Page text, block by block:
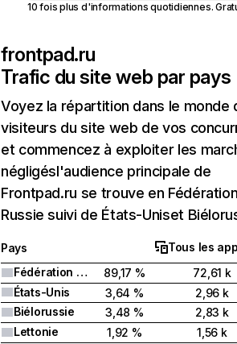
10 fois plus d'informations quotidiennes.
frontpad.ru
Trafic du site web par pays
Voyez la répartition dans le monde
visiteurs du site web de vos
et commencez à exploiter les
négligésl'audience principale de
Frontpad.ru se trouve en
Russie suivi de États-Uniset
Pays
Tous les
Fédération de Russie
89,17 %
72,61 k
États-Unis
3,64 %
2,96 k
Biélorussie
3,48 %
2,83 k
Lettonie
1,92 %
1,56 k